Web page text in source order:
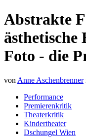
Abstrakte
Foto - die
von Anne Aschenbrenner
Performance
Premierenkritik
Theaterkritik
Kindertheater
Dschungel Wien